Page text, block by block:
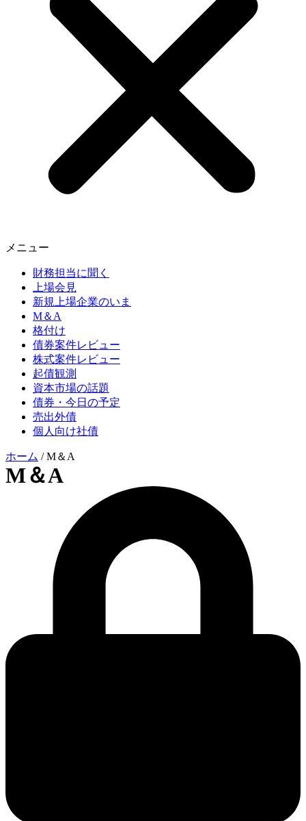
メニュー
財務担当に聞く
上場会見
新規上場企業のいま
M＆A
格付け
債券案件レビュー
株式案件レビュー
起債観測
資本市場の話題
債券・今日の予定
売出外債
個人向け社債
ホーム /M＆A
M＆A